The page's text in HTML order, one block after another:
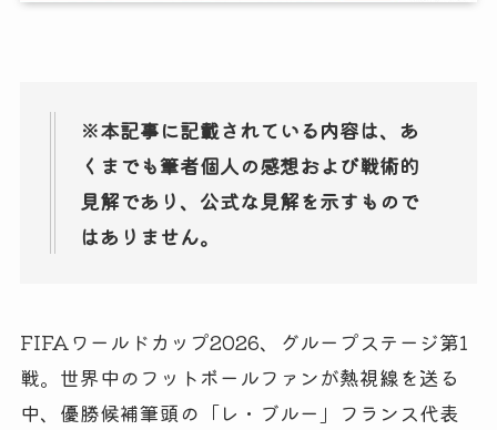
※本記事に記載されている内容は、あ
くまでも筆者個人の感想および戦術的
見解であり、公式な見解を示すもので
はありません。
FIFAワールドカップ2026、グループステージ第1
戦。世界中のフットボールファンが熱視線を送る
中、優勝候補筆頭の「レ・ブルー」フランス代表